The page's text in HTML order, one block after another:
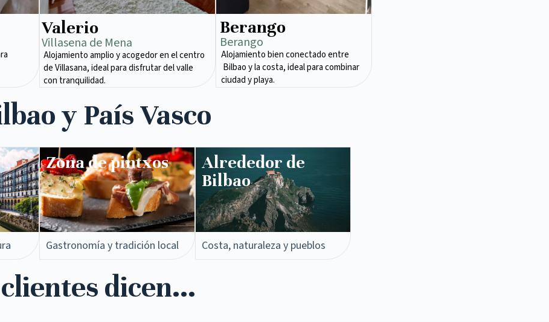
Valerio
Villasena de Mena​
Alojamiento amplio y acogedor en el centro
de Villasana, ideal para disfrutar del valle
con tranquilidad.
Berango
Berango
Alojamiento bien conectado entre
Bilbao y la costa, ideal para combinar
ciudad y playa.
y País Vasco
Zona de pintxos​
Gastronomía y tradición local
Alrededor de
Bilbao
Costa, naturaleza y pueblos
dicen...